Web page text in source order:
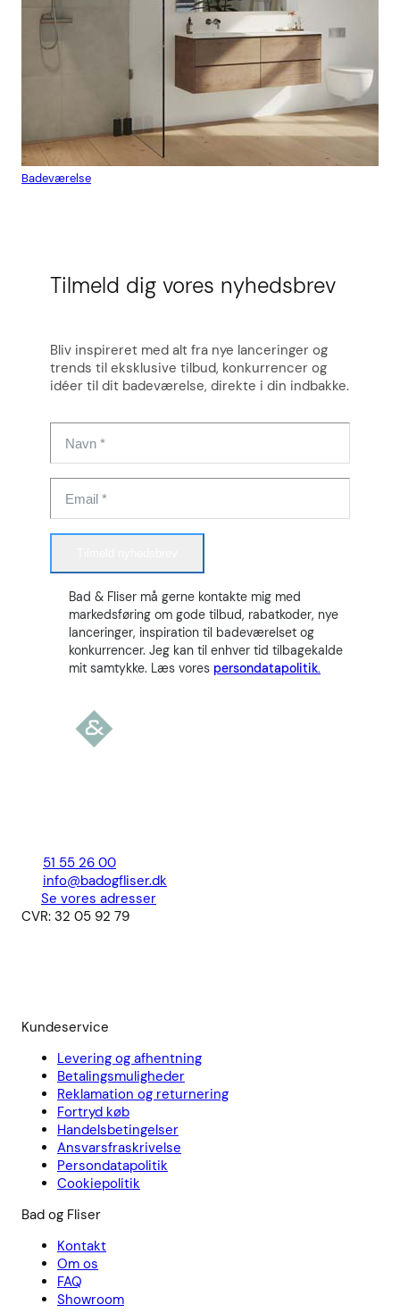
Badeværelse
Tilmeld dig vores nyhedsbrev
Bliv inspireret med alt fra nye lanceringer og
trends til eksklusive tilbud, konkurrencer og
idéer til dit badeværelse, direkte i din indbakke.
Bad & Fliser må gerne kontakte mig med
markedsføring om gode tilbud, rabatkoder, nye
lanceringer, inspiration til badeværelset og
konkurrencer. Jeg kan til enhver tid tilbagekalde
mit samtykke. Læs vores persondatapolitik.
51 55 26 00
info@badogfliser.dk
Se vores adresser
CVR: 32 05 92 79
Kundeservice
Levering og afhentning
Betalingsmuligheder
Reklamation og returnering
Fortryd køb
Handelsbetingelser
Ansvarsfraskrivelse
Persondatapolitik
Cookiepolitik
Bad og Fliser
Kontakt
Om os
FAQ
Showroom